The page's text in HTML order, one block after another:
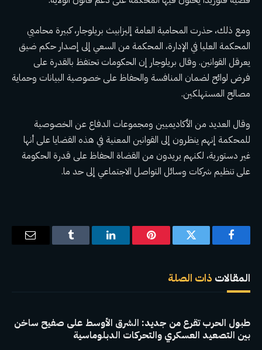
ومع ذلك، حذرت المحامية العامة إليزابيث بريلوجار، كبيرة محاميي
المحكمة العليا في الإدارة، المحكمة من السعي إلى إصدار حكم ضيق
يعرقل القوانين. وقال بريلوجار إن الحكومات تحتفظ بالقدرة على
فرض لوائح لضمان المنافسة والحفاظ على خصوصية البيانات وحماية
مصالح المستهلكين.
وقال العديد من الأكاديميين ومجموعات الدفاع عن الخصوصية
للمحكمة إنهم ينظرون إلى القوانين المعنية في هذه القضايا على أنها
غير دستورية، لكنهم يريدون من القضاة الحفاظ على قدرة الحكومة
على تنظيم شركات وسائل التواصل الاجتماعي إلى حد ما.
فيسبوك تويتر بينتيريستلينكدإن Tumblr
البريد
المقالات ذات الصلة
طبول الحرب تقرع من جديد: الشرق الأوسط على صفيح ساخن
بين التصعيد العسكري والتحركات الدبلوماسية